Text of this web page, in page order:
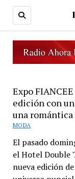
Expo
edición con
una romántica
MODA
El pasado
el Hotel Double
nueva edición